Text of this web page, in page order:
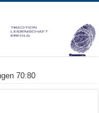
70:80